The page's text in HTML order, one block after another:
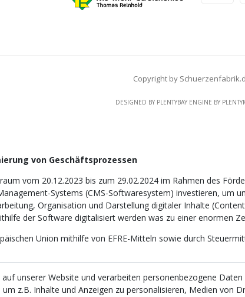
Copyright by
DESIGNED BY PLENTYBAYENGINE BY
von Geschäftsprozessen
vom 20.12.2023 bis zum 29.02.2024 im Rahmen des
Systems (CMS-Softwaresystem) investieren, um
Organisation und Darstellung digitaler Inhalte
der Software digitalisiert werden was zu einer enormen
Union mithilfe von EFRE-Mitteln sowie durch
unserer Website und verarbeiten personenbezogene Daten
z.B. Inhalte und Anzeigen zu personalisieren, Medien von